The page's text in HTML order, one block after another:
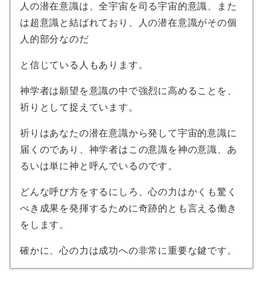
人の潜在意識は、全宇宙を司る宇宙的意識、また
は超意識と結ばれており、人の潜在意識がその個
人的部分なのだ
と信じている人もあります。
神学者は願望を意識の中で強烈に高めることを、
祈りとして捉えています。
祈りはあなたの潜在意識から発して宇宙的意識に
届くのであり、神学者はこの意識を神の意識、あ
るいは単に神と呼んでいるのです。
どんな呼び方をするにしろ、心の力はかくも驚く
べき成果を発揮するために奇跡的とも言える働き
をします。
確かに、心の力は成功への非常に重要な鍵です。